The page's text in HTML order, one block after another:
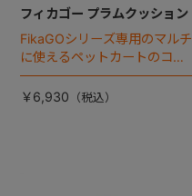
フィカゴー プラムクッション
FikaGOシリーズ専用のマルチ
に使えるペットカートのコー
ナークッション登場。
￥6,930